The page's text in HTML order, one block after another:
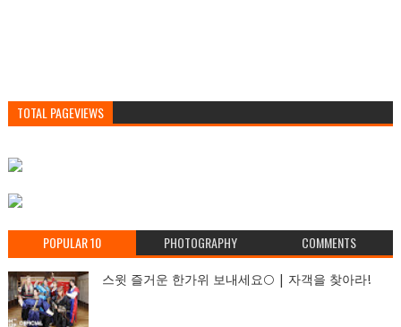
TOTAL PAGEVIEWS
POPULAR 10 PHOTOGRAPHY COMMENTS
스윗 즐거운 한가위 보내세요🌕 | 자객을 찾아라!